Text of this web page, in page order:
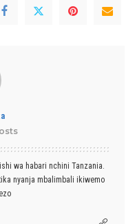
wa habari nchini Tanzania.
nyanja mbalimbali ikiwemo